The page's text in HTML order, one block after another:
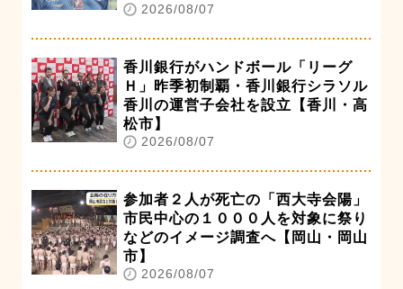
2026/08/07
香川銀行がハンドボール「リーグ
Ｈ」昨季初制覇・香川銀行シラソル
香川の運営子会社を設立【香川・高
松市】
2026/08/07
参加者２人が死亡の「西大寺会陽」
市民中心の１０００人を対象に祭り
などのイメージ調査へ【岡山・岡山
市】
2026/08/07